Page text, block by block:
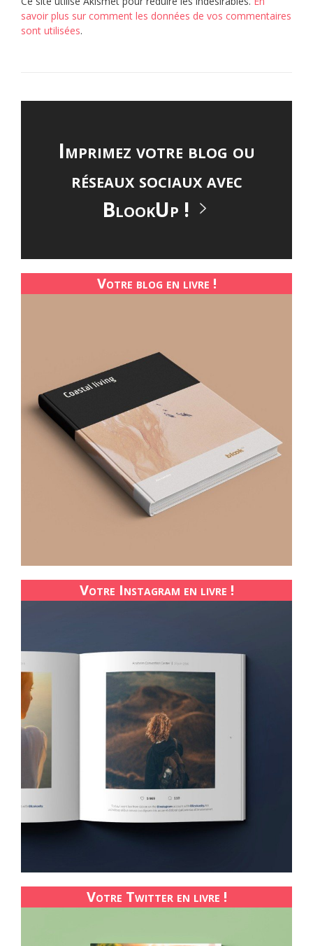
savoir plus sur comment les données de vos commentaires
sont utilisées.
Imprimez votre blog ou
réseaux sociaux avec
BlookUp !
Votre blog en livre !
Votre Instagram en livre !
Votre Twitter en livre !